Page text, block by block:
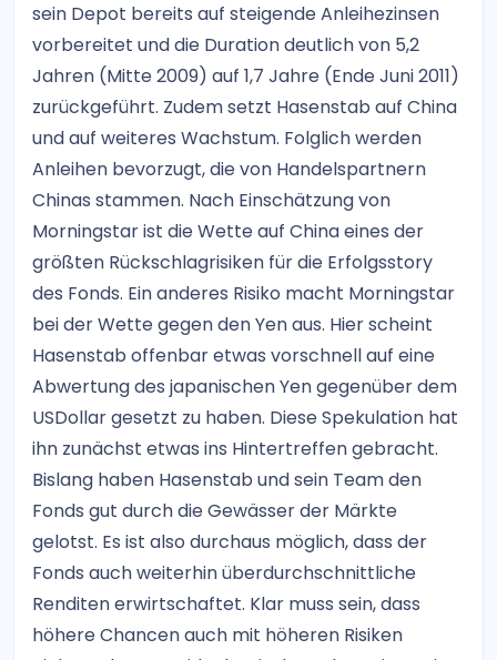
sein Depot bereits auf steigende Anleihezinsen
vorbereitet und die Duration deutlich von 5,2
Jahren (Mitte 2009) auf 1,7 Jahre (Ende Juni 2011)
zurückgeführt. Zudem setzt Hasenstab auf China
und auf weiteres Wachstum. Folglich werden
Anleihen bevorzugt, die von Handelspartnern
Chinas stammen. Nach Einschätzung von
Morningstar ist die Wette auf China eines der
größten Rückschlagrisiken für die Erfolgsstory
des Fonds. Ein anderes Risiko macht Morningstar
bei der Wette gegen den Yen aus. Hier scheint
Hasenstab offenbar etwas vorschnell auf eine
Abwertung des japanischen Yen gegenüber dem
USDollar gesetzt zu haben. Diese Spekulation hat
ihn zunächst etwas ins Hintertreffen gebracht.
Bislang haben Hasenstab und sein Team den
Fonds gut durch die Gewässer der Märkte
gelotst. Es ist also durchaus möglich, dass der
Fonds auch weiterhin überdurchschnittliche
Renditen erwirtschaftet. Klar muss sein, dass
höhere Chancen auch mit höheren Risiken